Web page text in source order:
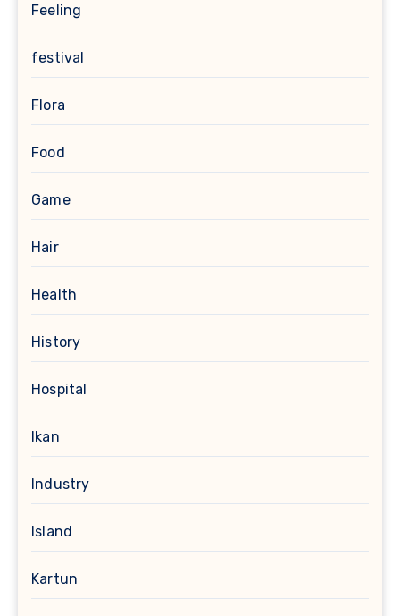
Feeling
festival
Flora
Food
Game
Hair
Health
History
Hospital
Ikan
Industry
Island
Kartun